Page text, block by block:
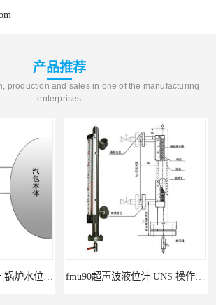
产品推荐
production and sales in one of the manufacturing
enterprises
fmu90超声波液位计 UNS 操作简单